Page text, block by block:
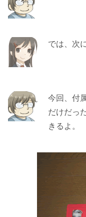
では、次
今回、付
だけだっ
きるよ。